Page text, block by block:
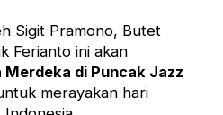
Sigit Pramono, Butet
Ferianto ini akan
Merdeka di Puncak Jazz
merayakan hari